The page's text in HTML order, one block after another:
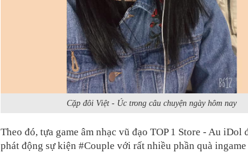
Cặp đôi Việt - Úc trong câu chuyện ngày hôm nay
Theo đó, tựa game âm nhạc vũ đạo TOP 1 Store - Au iDol
phát động sự kiện #Couple với rất nhiều phần quà ingame